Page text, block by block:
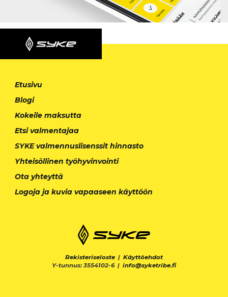
Etusivu
Blogi
Kokeile maksutta
Etsi valmentajaa
SYKE valmennuslisenssit hinnasto
Yhteisöllinen työhyvinvointi
Ota yhteyttä
Logoja ja kuvia vapaaseen käyttöön
Rekisteriseloste | Käyttöehdot
Y-tunnus: 3554102-6 | info@syketribe.fi